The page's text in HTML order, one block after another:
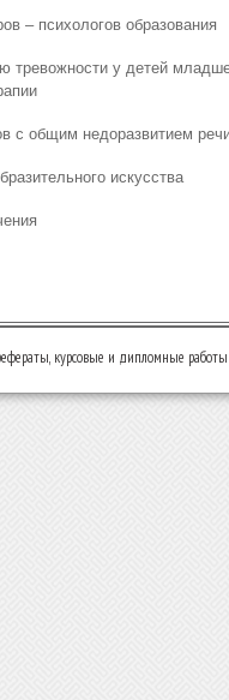
– психологов образования
тревожности у детей
с общим недоразвитием
искусства
курсовые и дипломные работы